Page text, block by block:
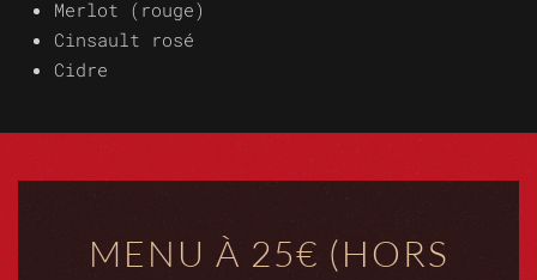
Merlot (rouge)
Cinsault rosé
Cidre
MENU À 25€ (HORS